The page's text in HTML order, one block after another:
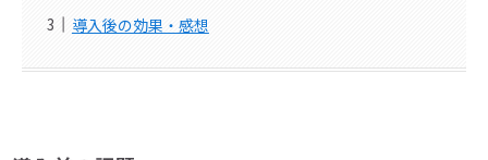
導入後の効果・感想